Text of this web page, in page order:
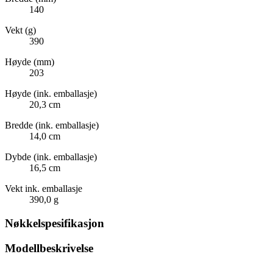
140
Vekt (g)
390
Høyde (mm)
203
Høyde (ink. emballasje)
20,3 cm
Bredde (ink. emballasje)
14,0 cm
Dybde (ink. emballasje)
16,5 cm
Vekt ink. emballasje
390,0 g
Nøkkelspesifikasjon
Modellbeskrivelse